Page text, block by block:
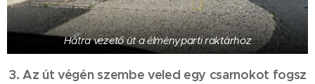
Hátra vezető út a élményparti raktárhoz
3. Az út végén szembe veled egy csarnokot fogsz